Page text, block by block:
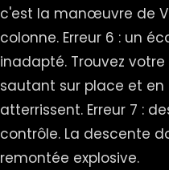
c'est la manœuvre de
colonne. Erreur 6 : un
inadapté. Trouvez
sautant sur place et en
atterrissent. Erreur 7 :
contrôle. La descente
remontée explosive.